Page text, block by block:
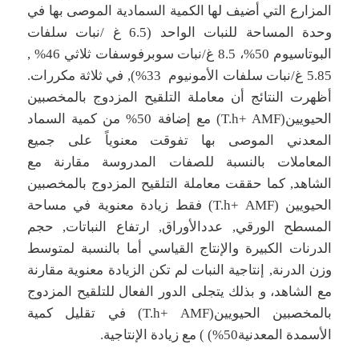
المزارع التي أضيف لها الكمية السمادية الموصى بها في
وحدة المساحة للنبات الواحد (6.5 غ /نبات سلفات
البوتاسيوم 50%، 8.5 غ/نبات سوبرفوسفات ثلاثي 46% ,
5.85 غ/نبات سلفات الأمونيوم 33%), في ثلاثة مكررات.
أظهرت النتائج أن معاملة التلقيح المزدوج بالمخصبين
الحيويين(T.h+ AMF) مع إضافة 50% من كمية السماد
المعدني الموصى بها تفوقت معنوياً على جميع
المعاملات بالنسبة للصفات المدروسة مقارنة مع
الشاهد, كما حققت معاملة التلقيح المزدوج بالمخصبين
الحيويين (T.h+ AMF) فقط زيادة معنوية في مساحة
المسطح الورقي, عددالأوراق, ارتفاع النباتات, حجم
الدرنات الكبيرة والإنتاج القياسي أما بالنسبة لمتوسط
وزن الدرنة, إنتاجية النبات لم تكن الزيادة معنوية مقارنة
مع الشاهد، و بذلك يتجلى الدور الفعال للتلقيح المزدوج
بالمخصبين الحيويين(T.h+ AMF) في تقليل كمية
الأسمدة المعدنية50%) ) مع زيادة الإنتاجية.